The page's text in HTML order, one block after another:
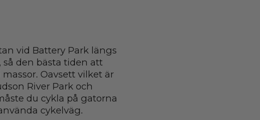
vid Battery Park längs
den bästa tiden att
Oavsett vilket är
River Park och
du cykla på gatorna
cykelväg.